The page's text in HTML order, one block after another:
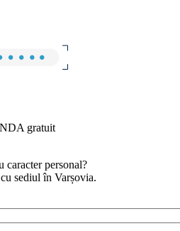
gratuit
caracter personal?
sediul în Varșovia.